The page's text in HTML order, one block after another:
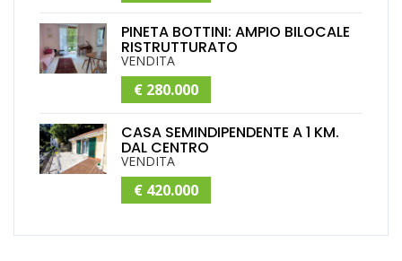
PINETA BOTTINI: AMPIO BILOCALE
RISTRUTTURATO
VENDITA
€ 280.000
CASA SEMINDIPENDENTE A 1 KM.
DAL CENTRO
VENDITA
€ 420.000